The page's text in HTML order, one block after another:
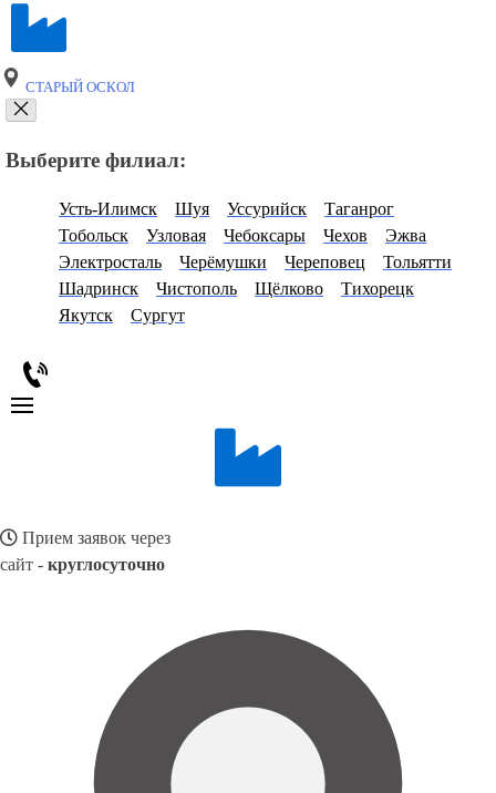
СТАРЫЙ ОСКОЛ
Выберите филиал:
Усть-Илимск Шуя Уссурийск
Таганрог
Тобольск
Узловая Чебоксары Чехов
Эжва
Электросталь
Черёмушки Череповец
Тольятти
Шадринск
Чистополь Щёлково
Тихорецк
Якутск
Сургут
Прием заявок через
сайт - круглосуточно